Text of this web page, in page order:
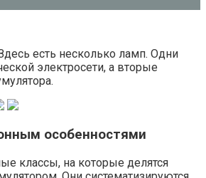
есть несколько ламп. Одни
электросети, а вторые
особенностями
классы, на которые делятся